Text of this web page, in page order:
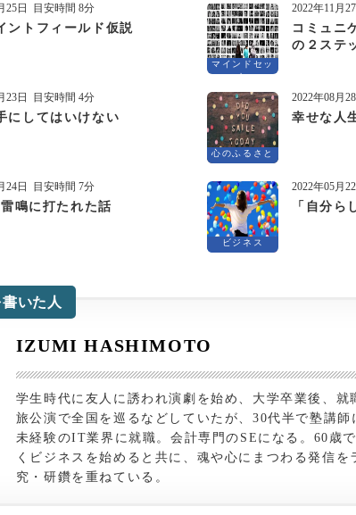
25日 目安時間 8分
ントフィールド仮説
マインドセッ
ト
2022年11月
コミュニ
の２ステ
23日 目安時間 4分
にしてはいけない
心のふるさと
2022年08月
幸せな人
24日 目安時間 7分
鳴に打たれた話
ビジネス
2022年05月
「自分ら
いた人
IZUMI HASHIMOTO
学生時代に友人に誘われ演劇を始め、大学卒業後、就
旅公演で全国を巡るなどしていたが、30代半で塾講師
未経験のIT業界に就職。会計専門のSEになる。60歳
くビジネスを始めると共に、魂や心にまつわる発信を
究・研鑽を重ねている。